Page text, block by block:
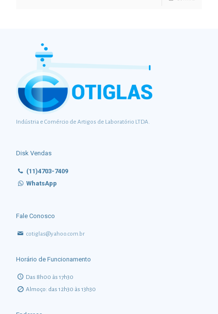
Indústria e Comércio de Artigos de Laboratório LTDA.
Disk Vendas
(11)4703-7409
WhatsApp
Fale Conosco
cotiglas@yahoo.com.br
Horário de Funcionamento
Das 8h00 às 17h30
Almoço: das 12h30 às 13h30